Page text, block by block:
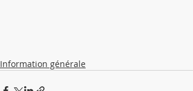
Information générale